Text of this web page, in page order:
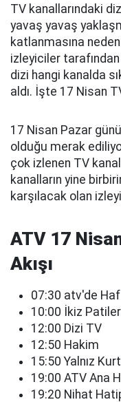
TV kanallarındaki
yavaş yavaş
katlanmasına neden
izleyiciler
dizi hangi kanalda
aldı. İşte 17 Nisan
17 Nisan Pazar
olduğu merak
çok izlenen TV
kanalların yine
karşılacak olan
ATV 17
Akışı
07:30 atv'de
10:00 İkiz Patiler
12:00 Dizi TV
12:50 Hakim
15:50 Yalnız Kurt
19:00 ATV Ana
19:20 Nihat